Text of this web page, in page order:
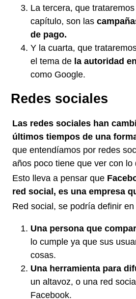
La tercera, que
capítulo, son las
de pago.
Y la cuarta, que
el tema de la autoridad
como Google.
Redes sociales
Las redes sociales han
últimos tiempos de una
que entendíamos por redes
años poco tiene que ver con lo
Esto lleva a pensar que
red social, es una empresa
Red social, se podría definir
Una persona que
lo cumple ya que sus
cosas.
Una herramienta para
un altavoz, o una red
Facebook.